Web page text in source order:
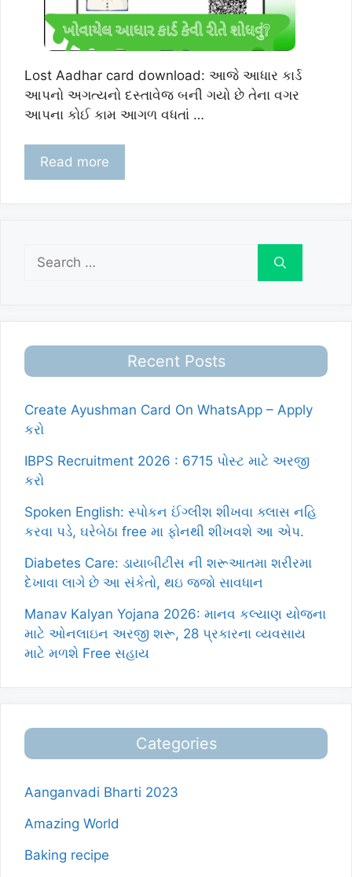
Lost Aadhar card download: આજે આધાર કાર્ડ
આપનો અગત્યનો દસ્તાવેજ બની ગયો છે તેના વગર
આપના કોઈ કામ આગળ વધતાં …
Read more
Search
for:
Recent Posts
Create Ayushman Card On WhatsApp – Apply
કરો
IBPS Recruitment 2026 : 6715 પોસ્ટ માટે અરજી
કરો
Spoken English: સ્પોકન ઈંગ્લીશ શીખવા ક્લાસ નહિ
કરવા પડે, ઘરેબેઠા free મા ફોનથી શીખવશે આ એપ.
Diabetes Care: ડાયાબીટીસ ની શરૂઆતમા શરીરમા
દેખાવા લાગે છે આ સંકેતો, થઇ જજો સાવધાન
Manav Kalyan Yojana 2026: માનવ કલ્યાણ યોજના
માટે ઓનલાઇન અરજી શરૂ, 28 પ્રકારના વ્યવસાય
માટે મળશે Free સહાય
Categories
Aanganvadi Bharti 2023
Amazing World
Baking recipe